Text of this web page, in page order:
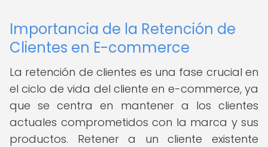
Importancia de la Retención de
Clientes en E-commerce
La retención de clientes es una fase crucial en
el ciclo de vida del cliente en e-commerce, ya
que se centra en mantener a los clientes
actuales comprometidos con la marca y sus
productos. Retener a un cliente existente